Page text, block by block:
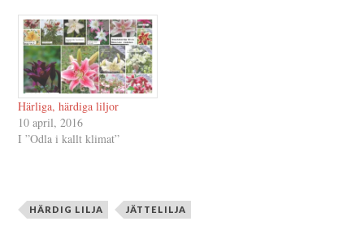
Härliga, härdiga liljor
10 april, 2016
I ”Odla i kallt klimat”
HÄRDIG LILJA JÄTTELILJA